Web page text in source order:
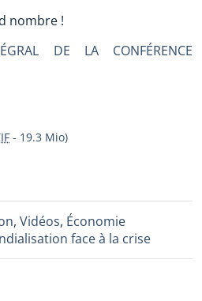
nombre !
DE LA CONFÉRENCE
- 19.3 Mio)
, Vidéos, Économie
face à la crise